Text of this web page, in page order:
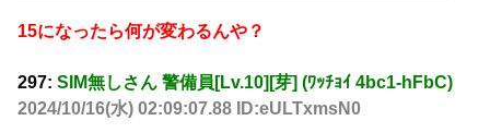
15になったら何が変わるんや？
297: SIM無しさん 警備員[Lv.10][芽] (ﾜｯﾁｮｲ 4bc1-hFbC)
2024/10/16(水) 02:09:07.88 ID:eULTxmsN0